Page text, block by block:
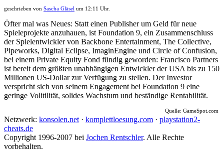
geschrieben von Sascha Gläsel um 12:11 Uhr.
Öfter mal was Neues: Statt einen Publisher um Geld für neue
Spieleprojekte anzuhauen, ist Foundation 9, ein Zusammenschluss
der Spielentwickler von Backbone Entertainment, The Collective,
Pipeworks, Digital Eclipse, ImaginEngine und Circle of Confusion,
bei einem Private Equity Fond fündig geworden: Francisco Partners
ist bereit dem größten unabhängigen Entwickler der USA bis zu 150
Millionen US-Dollar zur Verfügung zu stellen. Der Investor
verspricht sich von seinem Engagement bei Foundation 9 eine
geringe Volitilität, solides Wachstum und beständige Rentabilität.
Quelle: GameSpot.com
Netzwerk: konsolen.net · komplettloesung.com · playstation2-
cheats.de
Copyright 1996-2007 bei Jochen Rentschler. Alle Rechte
vorbehalten.